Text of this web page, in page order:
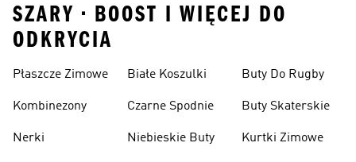
SZARY • BOOST I WIĘCEJ DO
ODKRYCIA
Płaszcze Zimowe
Kombinezony
Nerki
Białe Koszulki
Czarne Spodnie
Niebieskie Buty
Buty Do Rugby
Buty Skaterskie
Kurtki Zimowe